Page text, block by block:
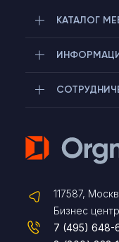
КАТАЛОГ
117587,
Бизнес
7 (495) 648-
Max